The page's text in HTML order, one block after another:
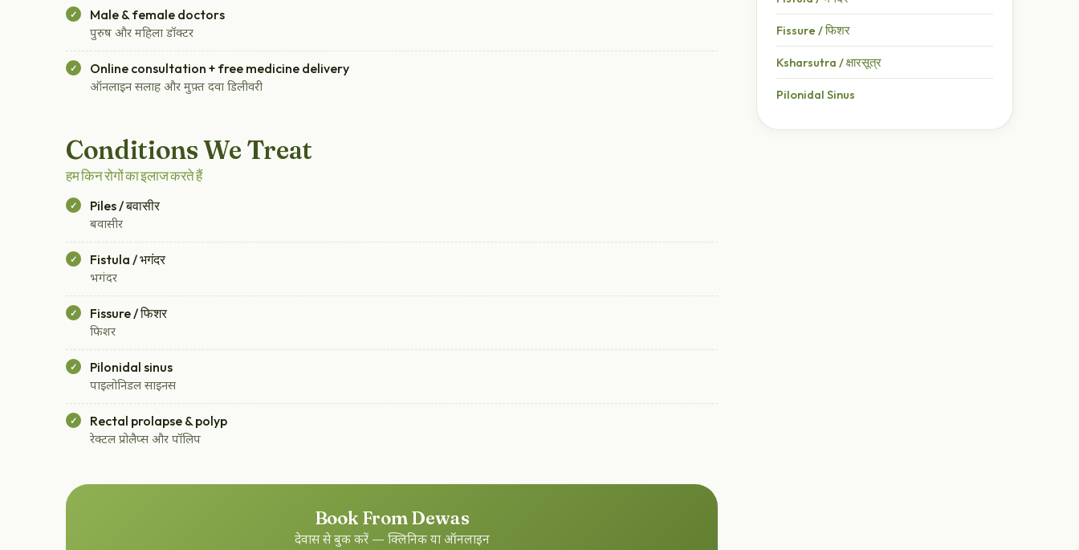
Male & female doctors
पुरुष और महिला डॉक्टर
Online consultation + free medicine delivery
ऑनलाइन सलाह और मुफ़्त दवा डिलीवरी
Conditions We Treat
हम किन रोगों का इलाज करते हैं
Piles / बवासीर
बवासीर
Fistula / भगंदर
भगंदर
Fissure / फिशर
फिशर
Pilonidal sinus
पाइलोनिडल साइनस
Rectal prolapse & polyp
रेक्टल प्रोलैप्स और पॉलिप
Book From Dewas
देवास से बुक करें — क्लिनिक या ऑनलाइन
Fissure / फिशर
Ksharsutra / क्षारसूत्र
Pilonidal Sinus